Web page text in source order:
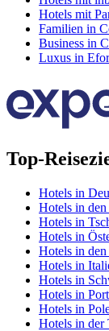
Hotels mit
Familien in
Business in
Luxus in
Top-
Hotels in
Hotels in
Hotels in
Hotels in
Hotels in
Hotels in
Hotels in
Hotels in
Hotels in
Hotels in der